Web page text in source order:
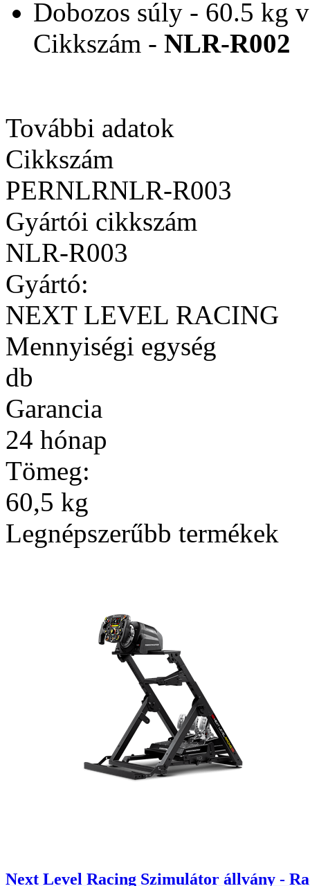
Dobozos súly - 60.5 kg
Cikkszám - NLR-R002
További adatok
Cikkszám
PERNLRNLR-R003
Gyártói cikkszám
NLR-R003
Gyártó:
NEXT LEVEL RACING
Mennyiségi egység
db
Garancia
24 hónap
Tömeg:
60,5 kg
Legnépszerűbb termékek
Next Level Racing Szimulátor állvány -